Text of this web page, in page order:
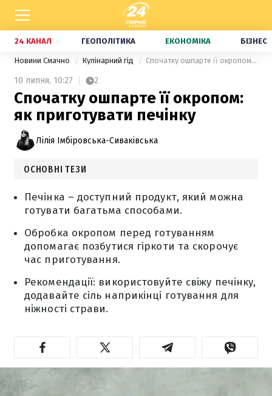
24 КАНАЛ ГЕОПОЛІТИКА ЕКОНОМІКА БІЗНЕС
Новини Смачно Кулінарний гід Спочатку ошпарте її окропом: як приготувати печінку
10 липня, 10:27 2
Спочатку ошпарте її окропом:
як приготувати печінку
Лілія Імбіровська-Сиваківська
ОСНОВНІ ТЕЗИ
Печінка – доступний продукт, який можна
готувати багатьма способами.
Обробка окропом перед готуванням
допомагає позбутися гіркоти та скорочує
час приготування.
Рекомендації: використовуйте свіжу печінку,
додавайте сіль наприкінці готування для
ніжності страви.